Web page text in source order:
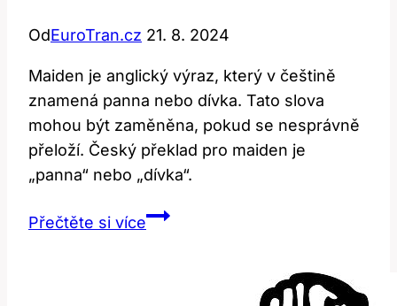
OdEuroTran.cz 21. 8. 2024
Maiden je anglický výraz, který v češtině
znamená panna nebo dívka. Tato slova
mohou být zaměněna, pokud se nesprávně
přeloží. Český překlad pro maiden je
„panna“ nebo „dívka“.
Přečtěte si víceMaiden: